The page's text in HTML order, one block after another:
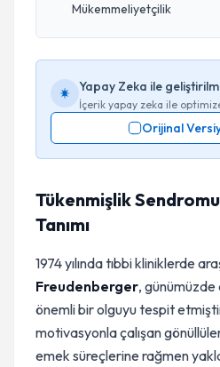
Mükemmeliyetçilik
Yapay Zeka ile
İçerik yapay zeka ile
Orijinal
Tükenmişlik
Tanımı
1974 yılında tıbbi kliniklerde
Freudenberger,
önemli bir olguyu tespit
motivasyonla çalışan
emek süreçlerine rağmen